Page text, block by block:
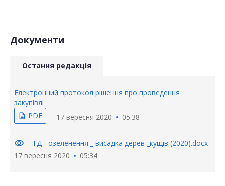
Документи
Остання редакція
Електронний протокол рішення про проведення
закупівлі
description PDF 17 вересня 2020 05:38
visibility
ТД - озеленення _ висадка дерев _кущів (2020).docx
17 вересня 2020
05:34